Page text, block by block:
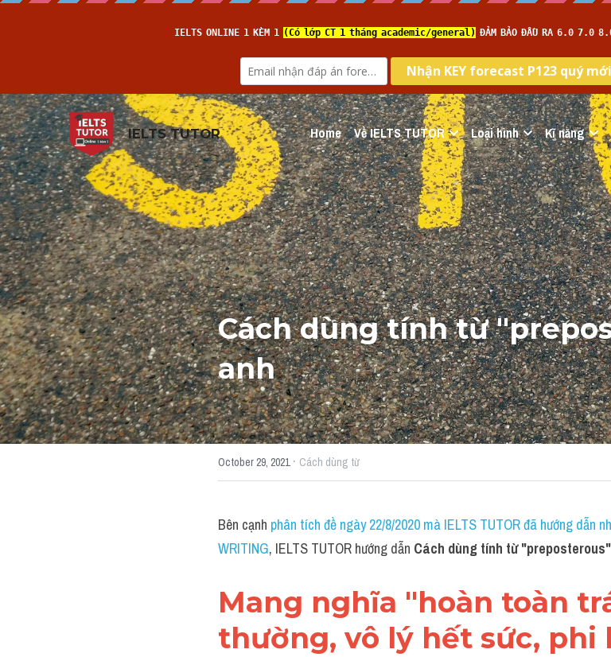
IELTS TUTOR Home Về IELTS TUTOR Loại hình Kĩ năng
Cách dùng tính từ "
anh
October 29, 2021· Cách dùng từ
Bên cạnh phân tích đề ngày 22/8/2020 mà IELTS TUTOR đã hướng dẫn
WRITING, IELTS TUTOR hướng dẫn Cách dùng tính từ "
Mang nghĩa "hoàn toàn
thường, vô lý hết sức, phi